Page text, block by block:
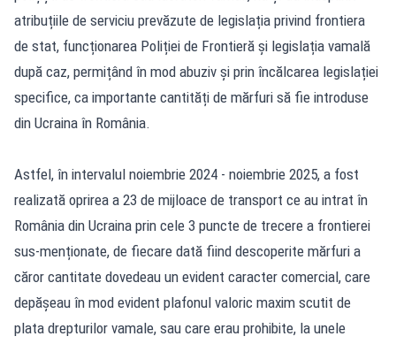
atribuțiile de serviciu prevăzute de legislația privind frontiera
de stat, funcționarea Poliției de Frontieră și legislația vamală
după caz, permițând în mod abuziv și prin încălcarea legislației
specifice, ca importante cantități de mărfuri să fie introduse
din Ucraina în România.
Astfel, în intervalul noiembrie 2024 - noiembrie 2025, a fost
realizată oprirea a 23 de mijloace de transport ce au intrat în
România din Ucraina prin cele 3 puncte de trecere a frontierei
sus-menționate, de fiecare dată fiind descoperite mărfuri a
căror cantitate dovedeau un evident caracter comercial, care
depășeau în mod evident plafonul valoric maxim scutit de
plata drepturilor vamale, sau care erau prohibite, la unele